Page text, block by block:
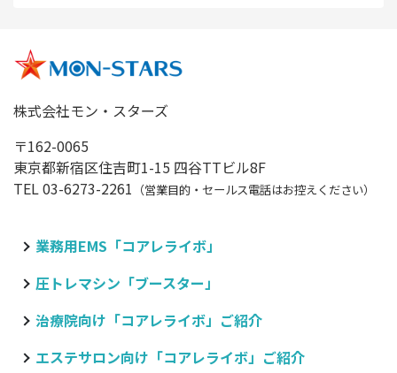
株式会社モン・スターズ
〒162-0065
東京都新宿区住吉町1-15 四谷TTビル8F
TEL 03-6273-2261 （営業目的・セールス電話はお控えください）
業務用EMS「コアレライボ」
圧トレマシン「ブースター」
治療院向け 「コアレライボ」ご紹介
エステサロン向け 「コアレライボ」ご紹介